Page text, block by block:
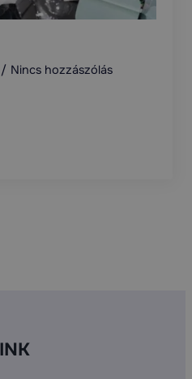
Nincs hozzászólás